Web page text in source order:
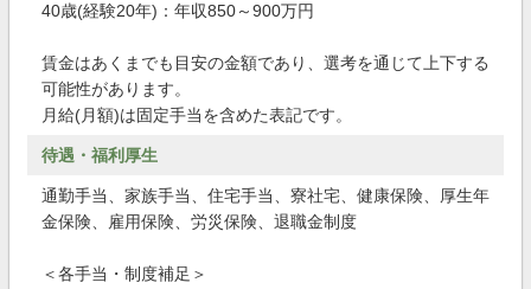
40歳(経験20年)：年収850～900万円
賃金はあくまでも目安の金額であり、選考を通じて上下する
可能性があります。
月給(月額)は固定手当を含めた表記です。
待遇・福利厚生
通勤手当、家族手当、住宅手当、寮社宅、健康保険、厚生年
金保険、雇用保険、労災保険、退職金制度
＜各手当・制度補足＞